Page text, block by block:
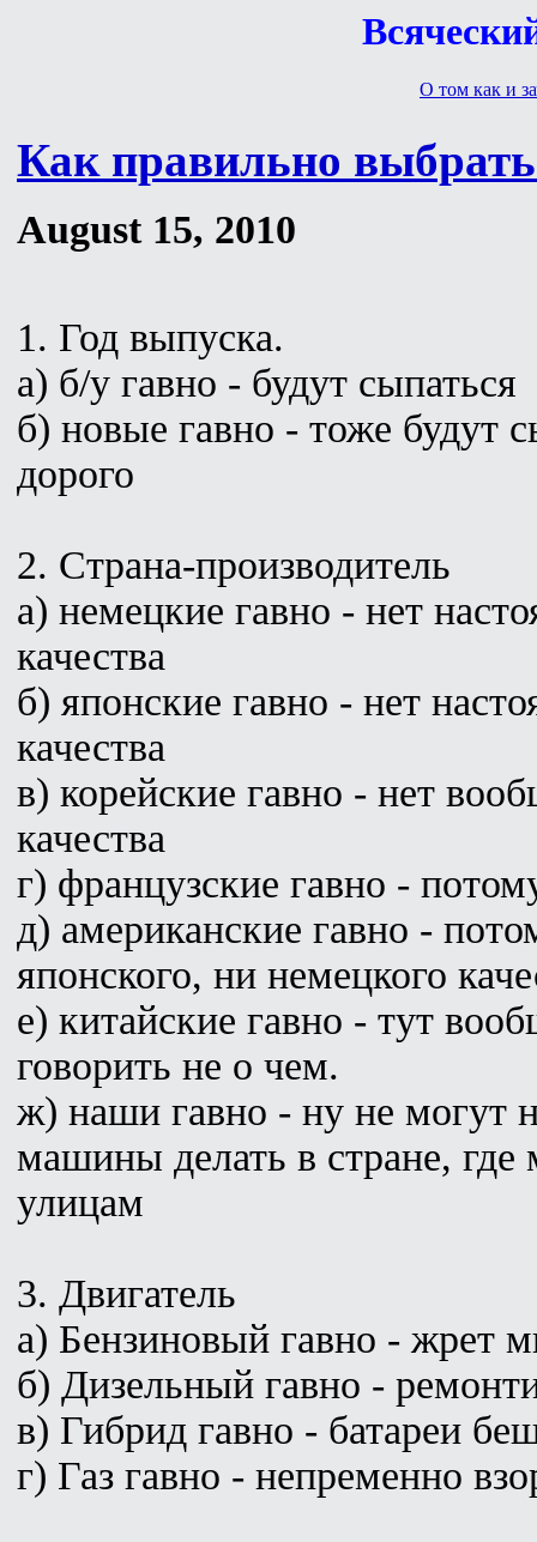
О том как и
Как правильно
August 15, 2010
1. Год выпуска.
а) б/у гавно - будут сыпаться
б) новые гавно - тоже будут
дорого
2. Страна-производитель
а) немецкие гавно - нет
качества
б) японские гавно - нет
качества
в) корейские гавно - нет
качества
г) французские гавно -
д) американские гавно -
японского, ни немецкого
е) китайские гавно - тут
говорить не о чем.
ж) наши гавно - ну не могут
машины делать в стране, где
улицам
3. Двигатель
а) Бензиновый гавно - жрет
б) Дизельный гавно -
в) Гибрид гавно - батареи
г) Газ гавно - непременно